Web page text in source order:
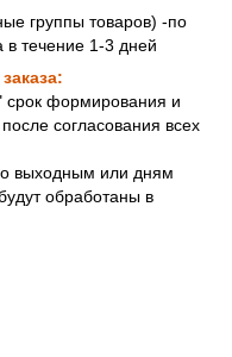
группы товаров) -по
течение 1-3 дней
срок формирования и
согласования всех
выходным или дням
обработаны в